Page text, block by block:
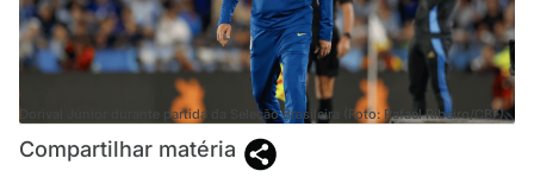
Dorival Júnior durante partida da Seleção Brasileira (Foto: Rafael Ribeiro/CBF)
Compartilhar matéria